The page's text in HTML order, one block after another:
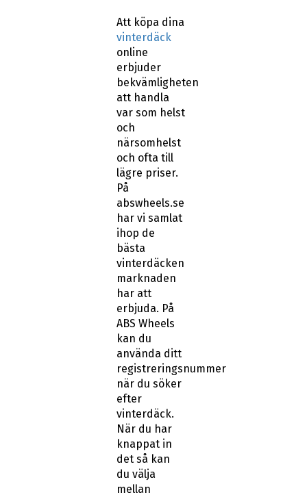
Att köpa dina
vinterdäck
online
erbjuder
bekvämligheten
att handla
var som helst
och
närsomhelst
och ofta till
lägre priser.
På
abswheels.se
har vi samlat
ihop de
bästa
vinterdäcken
marknaden
har att
erbjuda. På
ABS Wheels
kan du
använda ditt
registreringsnummer
när du söker
efter
vinterdäck.
När du har
knappat in
det så kan
du välja
mellan